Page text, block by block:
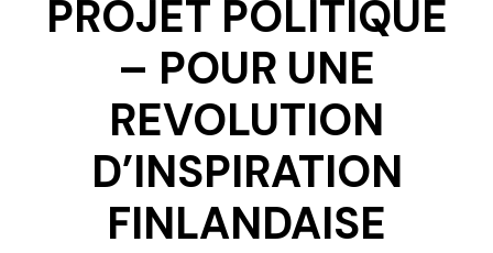
PROJET POLITIQUE
– POUR UNE
REVOLUTION
D’INSPIRATION
FINLANDAISE